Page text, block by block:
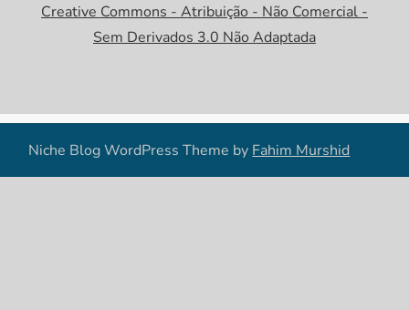
Creative Commons - Atribuição - Não Comercial -
Sem Derivados 3.0 Não Adaptada
Niche Blog WordPress Theme by Fahim Murshid